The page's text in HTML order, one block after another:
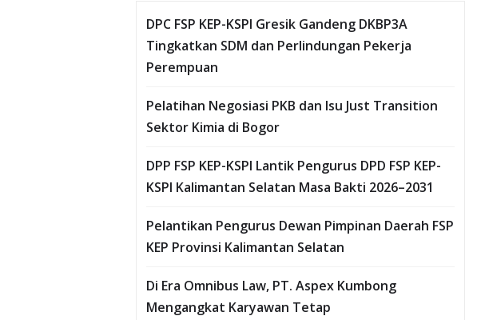
DPC FSP KEP-KSPI Gresik Gandeng DKBP3A
Tingkatkan SDM dan Perlindungan Pekerja
Perempuan
Pelatihan Negosiasi PKB dan Isu Just Transition
Sektor Kimia di Bogor
DPP FSP KEP-KSPI Lantik Pengurus DPD FSP KEP-
KSPI Kalimantan Selatan Masa Bakti 2026–2031
Pelantikan Pengurus Dewan Pimpinan Daerah FSP
KEP Provinsi Kalimantan Selatan
Di Era Omnibus Law, PT. Aspex Kumbong
Mengangkat Karyawan Tetap